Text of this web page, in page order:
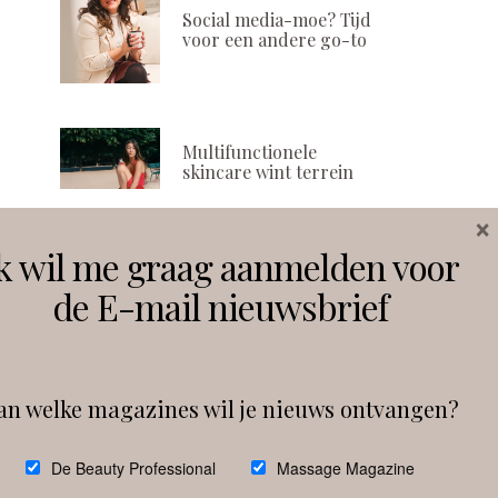
Social media-moe? Tijd
voor een andere go-to
Multifunctionele
skincare wint terrein
Volg ons
Follow on Instagram
wil me graag aanmelden voor
de E-mail nieuwsbrief
welke magazines wil je nieuws ontvangen?
De Beauty Professional Massage Magazine
×